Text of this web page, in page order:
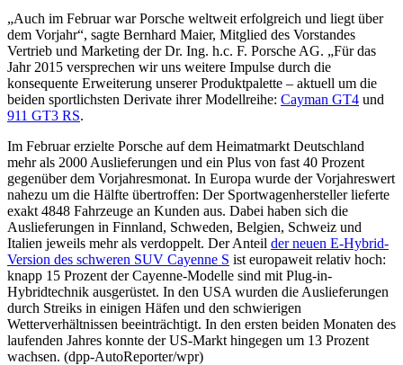
„Auch im Februar war Porsche weltweit erfolgreich und liegt über
dem Vorjahr“, sagte Bernhard Maier, Mitglied des Vorstandes
Vertrieb und Marketing der Dr. Ing. h.c. F. Porsche AG. „Für das
Jahr 2015 versprechen wir uns weitere Impulse durch die
konsequente Erweiterung unserer Produktpalette – aktuell um die
beiden sportlichsten Derivate ihrer Modellreihe: Cayman GT4 und
911 GT3 RS.
Im Februar erzielte Porsche auf dem Heimatmarkt Deutschland
mehr als 2000 Auslieferungen und ein Plus von fast 40 Prozent
gegenüber dem Vorjahresmonat. In Europa wurde der Vorjahreswert
nahezu um die Hälfte übertroffen: Der Sportwagenhersteller lieferte
exakt 4848 Fahrzeuge an Kunden aus. Dabei haben sich die
Auslieferungen in Finnland, Schweden, Belgien, Schweiz und
Italien jeweils mehr als verdoppelt. Der Anteil der neuen E-Hybrid-
Version des schweren SUV Cayenne S ist europaweit relativ hoch:
knapp 15 Prozent der Cayenne-Modelle sind mit Plug-in-
Hybridtechnik ausgerüstet. In den USA wurden die Auslieferungen
durch Streiks in einigen Häfen und den schwierigen
Wetterverhältnissen beeinträchtigt. In den ersten beiden Monaten des
laufenden Jahres konnte der US-Markt hingegen um 13 Prozent
wachsen. (dpp-AutoReporter/wpr)